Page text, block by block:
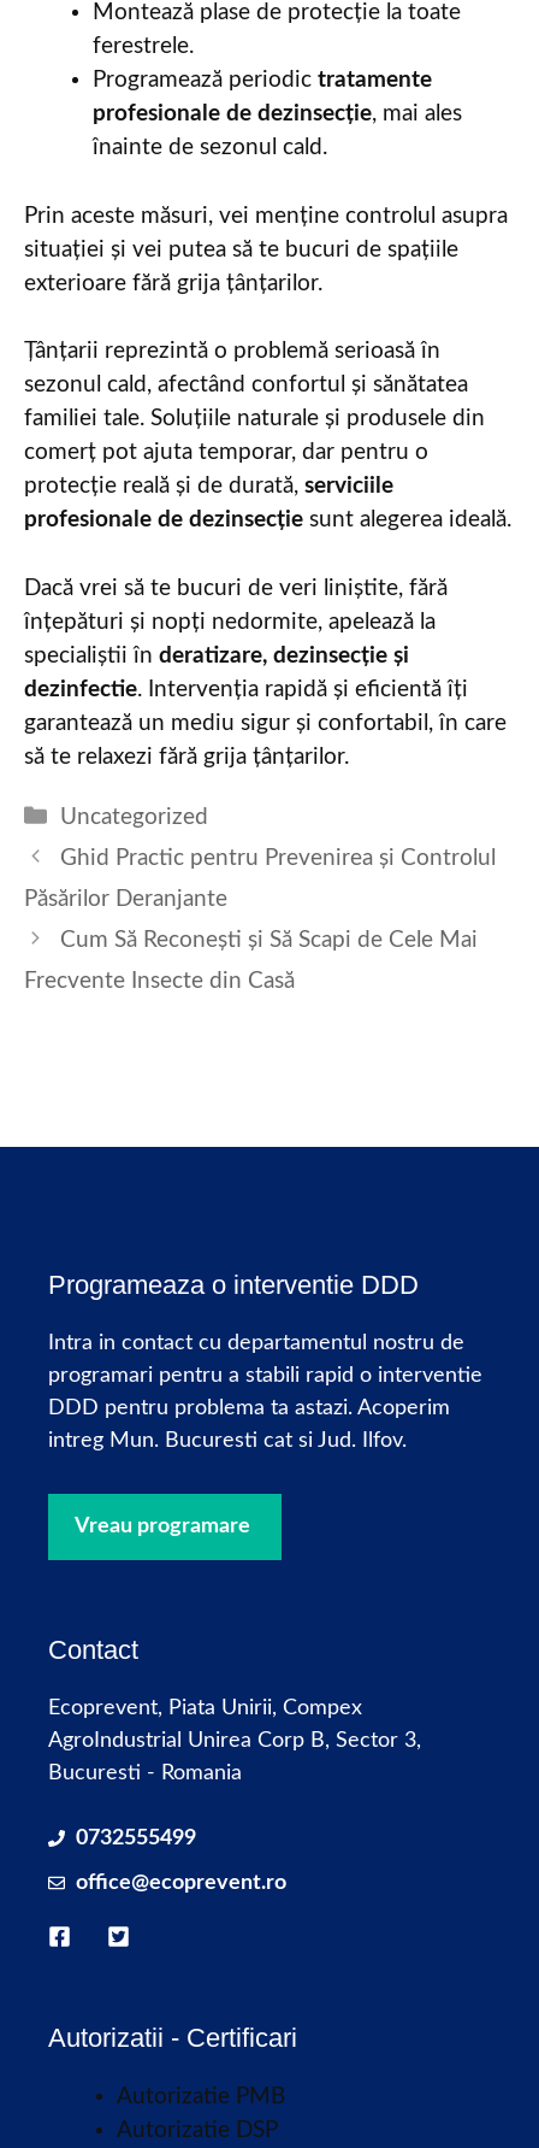
Montează plase de protecție la toate
ferestrele.
Programează periodic tratamente
profesionale de dezinsecție, mai ales
înainte de sezonul cald.
Prin aceste măsuri, vei menține controlul asupra
situației și vei putea să te bucuri de spațiile
exterioare fără grija țânțarilor.
Țânțarii reprezintă o problemă serioasă în
sezonul cald, afectând confortul și sănătatea
familiei tale. Soluțiile naturale și produsele din
comerț pot ajuta temporar, dar pentru o
protecție reală și de durată, serviciile
profesionale de dezinsecție sunt alegerea ideală.
Dacă vrei să te bucuri de veri liniștite, fără
înțepături și nopți nedormite, apelează la
specialiștii în deratizare, dezinsecție și
dezinfectie. Intervenția rapidă și eficientă îți
garantează un mediu sigur și confortabil, în care
să te relaxezi fără grija țânțarilor.
Categories
Uncategorized
Ghid Practic pentru Prevenirea și Controlul
Păsărilor Deranjante
Cum Să Reconești și Să Scapi de Cele Mai
Frecvente Insecte din Casă
Programeaza o interventie DDD
Intra in contact cu departamentul nostru de
programari pentru a stabili rapid o interventie
DDD pentru problema ta astazi. Acoperim
intreg Mun. Bucuresti cat si Jud. Ilfov.
Vreau programare
Contact
Ecoprevent, Piata Unirii, Compex
AgroIndustrial Unirea Corp B, Sector 3,
Bucuresti - Romania
0732555499
office@ecoprevent.ro
Autorizatii - Certificari
Autorizatie PMB
Autorizatie DSP